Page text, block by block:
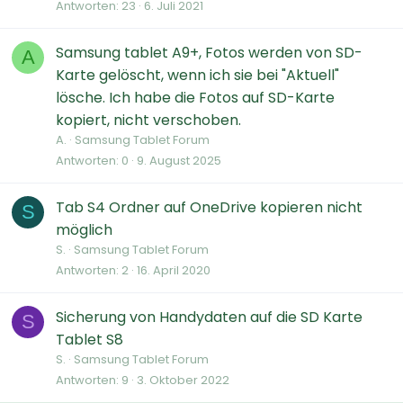
Antworten 23 6. Juli 2021
A
Samsung tablet A9+, Fotos werden von SD-
Karte gelöscht, wenn ich sie bei "Aktuell"
lösche. Ich habe die Fotos auf SD-Karte
kopiert, nicht verschoben.
A. Samsung Tablet Forum
Antworten 0 9. August 2025
S
Tab S4 Ordner auf OneDrive kopieren nicht
möglich
S. Samsung Tablet Forum
Antworten 2 16. April 2020
S
Sicherung von Handydaten auf die SD Karte
Tablet S8
S. Samsung Tablet Forum
Antworten 9 3. Oktober 2022